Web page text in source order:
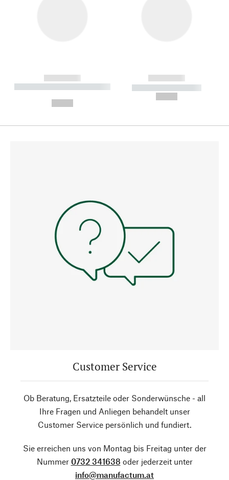
------------
----------- ----------- --------
------------
----------- -----------
Customer Service
Ob Beratung, Ersatzteile oder Sonderwünsche - all
Ihre Fragen und Anliegen behandelt unser
Customer Service persönlich und fundiert.
Sie erreichen uns von Montag bis Freitag unter der
Nummer 0732 341638 oder jederzeit unter
info@manufactum.at